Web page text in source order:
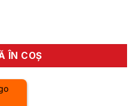
T hockey skate junior 33
ÎN COȘ